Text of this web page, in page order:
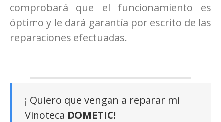
comprobará que el funcionamiento es
óptimo y le dará garantía por escrito de las
reparaciones efectuadas.
¡ Quiero que vengan a reparar mi
Vinoteca DOMETIC!